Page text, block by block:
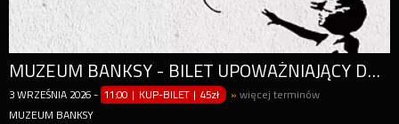
MUZEUM BANKSY - BILET UPOWAŻNIAJĄCY DO WEJŚCIA W CIĄGU CAŁEGO DNIA (OD GODZ. 11:00)
3 WRZEŚNIA 2026 - 11:00 | KUP-BILET |45zł »więcej terminów
MUZEUM BANKSY